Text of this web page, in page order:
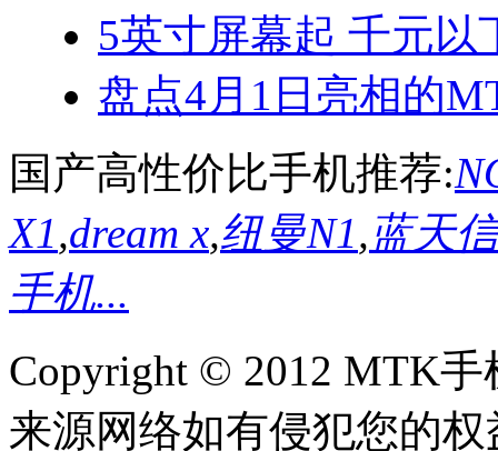
5英寸屏幕起 千元以
盘点4月1日亮相的
国产高性价比手机推荐:
X1,dream x,纽曼N1,蓝天
手机...
Copyright © 2012 MTK
来源网络如有侵犯您的